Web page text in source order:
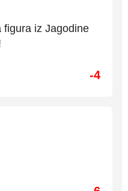
figura iz Jagodine
-4